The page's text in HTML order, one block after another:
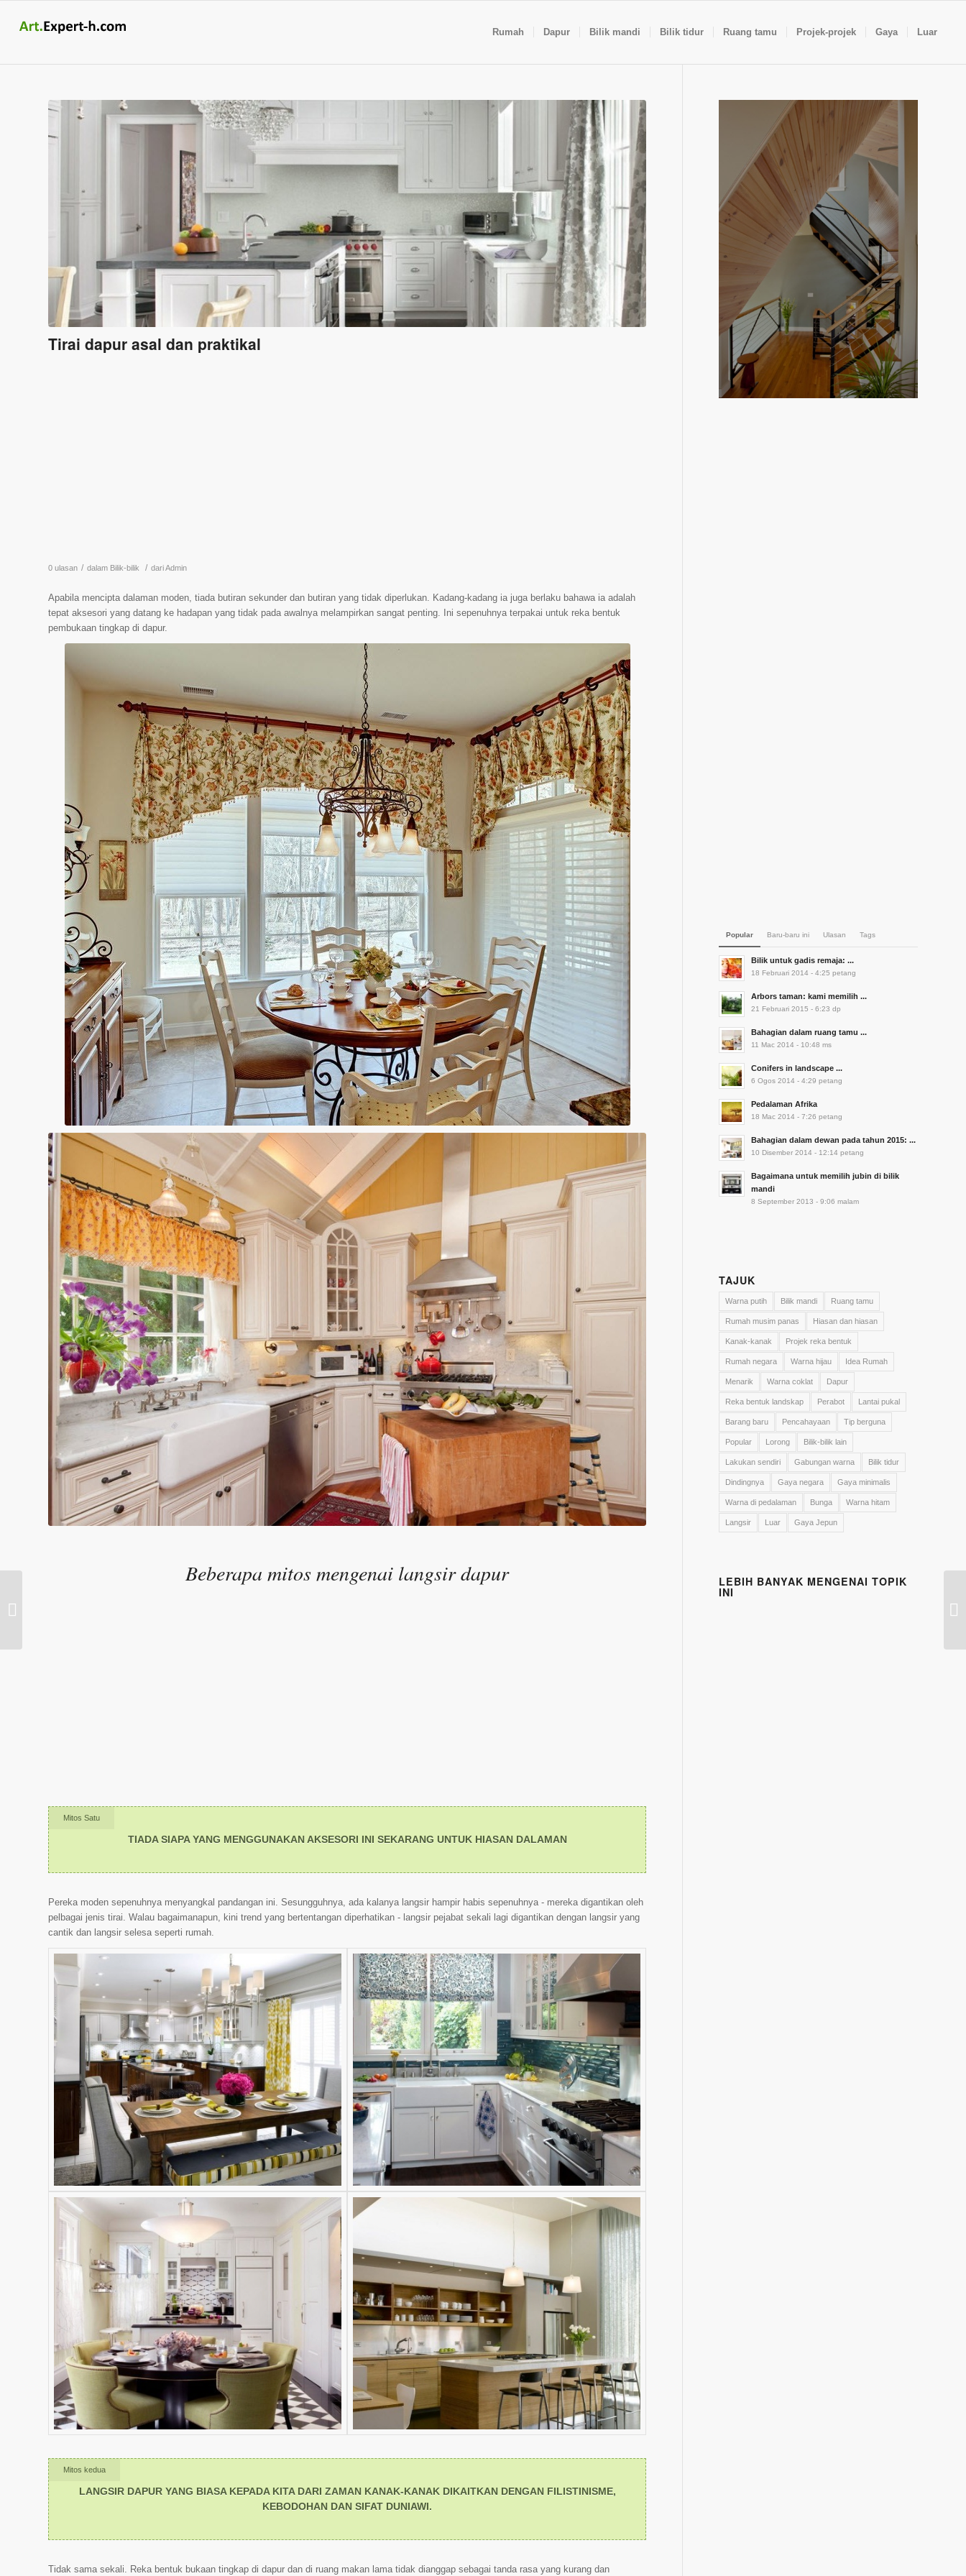
Rumah Dapur Bilik mandi Bilik tidur Ruang tamu Projek-projek Gaya Luar
Tirai dapur asal dan praktikal
0 ulasan / dalam Bilik-bilik / dariAdmin
Apabila mencipta dalaman moden, tiada butiran sekunder dan butiran yang tidak diperlukan. Kadang-kadang ia juga berlaku bahawa ia adalah
tepat aksesori yang datang ke hadapan yang tidak pada awalnya melampirkan sangat penting. Ini sepenuhnya terpakai untuk reka bentuk
pembukaan tingkap di dapur.
Beberapa mitos mengenai langsir dapur
Mitos Satu
TIADA SIAPA YANG MENGGUNAKAN AKSESORI INI SEKARANG UNTUK HIASAN DALAMAN
Pereka moden sepenuhnya menyangkal pandangan ini. Sesungguhnya, ada kalanya langsir hampir habis sepenuhnya - mereka digantikan oleh
pelbagai jenis tirai. Walau bagaimanapun, kini trend yang bertentangan diperhatikan - langsir pejabat sekali lagi digantikan dengan langsir yang
cantik dan langsir selesa seperti rumah.
Mitos kedua
LANGSIR DAPUR YANG BIASA KEPADA KITA DARI ZAMAN KANAK-KANAK DIKAITKAN DENGAN FILISTINISME,
KEBODOHAN DAN SIFAT DUNIAWI.
Tidak sama sekali. Reka bentuk bukaan tingkap di dapur dan di ruang makan lama tidak dianggap sebagai tanda rasa yang kurang dan
Popular Baru-baru ini Ulasan Tags
Bilik untuk gadis remaja: ...
18 Februari 2014 - 4:25 petang
Arbors taman: kami memilih ...
21 Februari 2015 - 6:23 dp
Bahagian dalam ruang tamu ...
11 Mac 2014 - 10:48 ms
Conifers in landscape ...
6 Ogos 2014 - 4:29 petang
Pedalaman Afrika
18 Mac 2014 - 7:26 petang
Bahagian dalam dewan pada tahun 2015: ...
10 Disember 2014 - 12:14 petang
Bagaimana untuk memilih jubin di bilik
mandi
8 September 2013 - 9:06 malam
TAJUK
Warna putih Bilik mandi Ruang tamu
Rumah musim panas Hiasan dan hiasan
Kanak-kanak Projek reka bentuk
Rumah negara Warna hijau Idea Rumah
Menarik Warna coklat Dapur
Reka bentuk landskap Perabot Lantai pukal
Barang baru Pencahayaan Tip berguna
Popular Lorong Bilik-bilik lain
Lakukan sendiri Gabungan warna Bilik tidur
Dindingnya Gaya negara Gaya minimalis
Warna di pedalaman Bunga Warna hitam
Langsir Luar Gaya Jepun
LEBIH BANYAK MENGENAI TOPIK
INI